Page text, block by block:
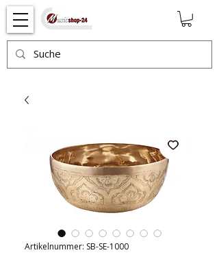
Artikelnummer: SB-SE-1000